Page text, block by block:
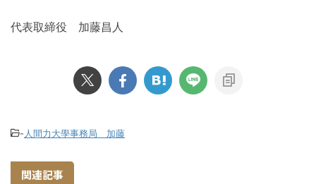
代表取締役 加藤昌人
-人間力大學事務局 加藤
関連記事